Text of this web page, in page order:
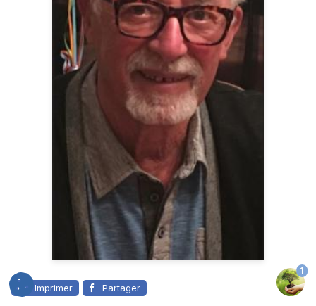
Imprimer Partager
1